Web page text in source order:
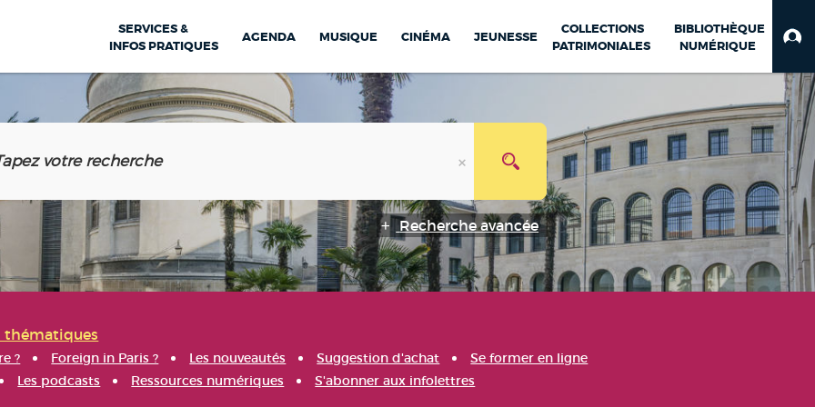
SERVICES &
INFOS PRATIQUES
AGENDA MUSIQUE CINÉMA JEUNESSE
COLLECTIONS
PATRIMONIALES
BIBLIOTHÈQUE
NUMÉRIQUE
Recherche avancée
thématiques
? Foreign in Paris ? Les nouveautés Suggestion d'achat
Se former en ligne
Les podcasts Ressources numériques S'abonner aux infolettres